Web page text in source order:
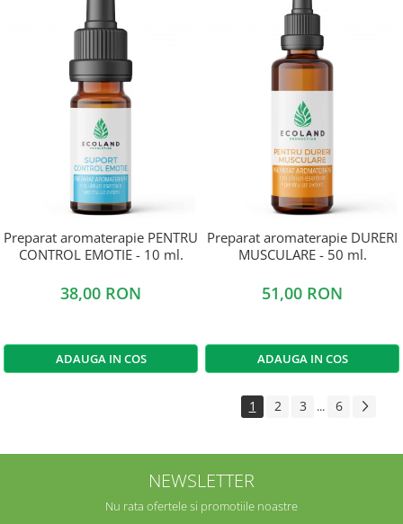
Preparat aromaterapie PENTRU
CONTROL EMOTIE - 10 ml.
38,00 RON
ADAUGA IN COS
Preparat aromaterapie DURERI
MUSCULARE - 50 ml.
51,00 RON
ADAUGA IN COS
1 2 3 ... 6
NEWSLETTER
Nu rata ofertele si promotiile noastre